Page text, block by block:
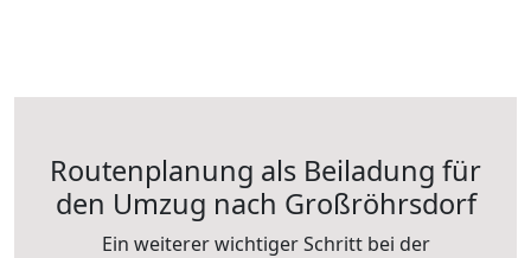
Routenplanung als Beiladung für
den Umzug nach Großröhrsdorf
Ein weiterer wichtiger Schritt bei der